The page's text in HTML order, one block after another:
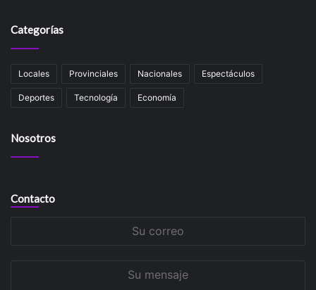
Categorías
Locales Provinciales Nacionales Espectáculos
Deportes Tecnología Economía
Nosotros
Contacto